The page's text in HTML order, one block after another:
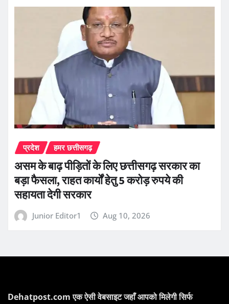
प्रदेश हमर छत्तीसगढ़
असम के बाढ़ पीड़ितों के लिए छत्तीसगढ़ सरकार का
बड़ा फैसला, राहत कार्यों हेतु 5 करोड़ रुपये की
सहायता देगी सरकार
Junior Editor1 Aug 10, 2026
Dehatpost.com एक ऐसी वेबसाइट जहाँ आपको मिलेगी सिर्फ